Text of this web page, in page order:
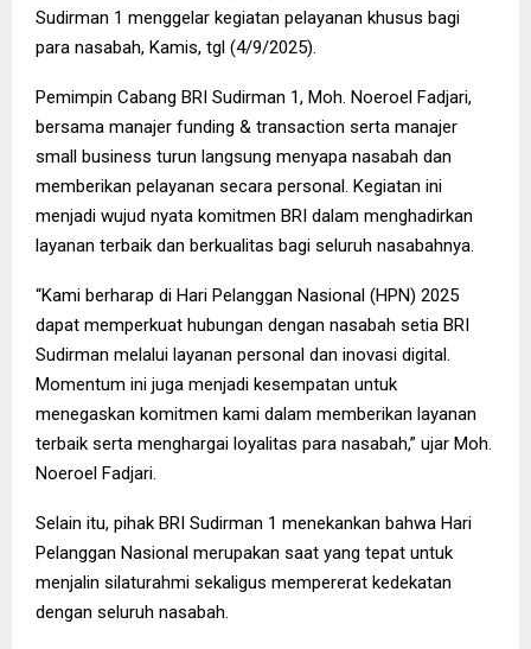
Sudirman 1 menggelar kegiatan pelayanan khusus bagi
para nasabah, Kamis, tgl (4/9/2025).
Pemimpin Cabang BRI Sudirman 1, Moh. Noeroel Fadjari,
bersama manajer funding & transaction serta manajer
small business turun langsung menyapa nasabah dan
memberikan pelayanan secara personal. Kegiatan ini
menjadi wujud nyata komitmen BRI dalam menghadirkan
layanan terbaik dan berkualitas bagi seluruh nasabahnya.
“Kami berharap di Hari Pelanggan Nasional (HPN) 2025
dapat memperkuat hubungan dengan nasabah setia BRI
Sudirman melalui layanan personal dan inovasi digital.
Momentum ini juga menjadi kesempatan untuk
menegaskan komitmen kami dalam memberikan layanan
terbaik serta menghargai loyalitas para nasabah,” ujar Moh.
Noeroel Fadjari.
Selain itu, pihak BRI Sudirman 1 menekankan bahwa Hari
Pelanggan Nasional merupakan saat yang tepat untuk
menjalin silaturahmi sekaligus mempererat kedekatan
dengan seluruh nasabah.